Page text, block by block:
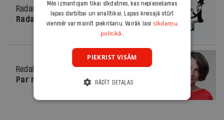
Radars
Radars Latvijā
Redaktores sleja
30.10.2013.
Par mugurkaulu
Mēs izmantojam tikai sīkdatnes, kas nepieciešamas
lapas darbībai un analītikai. Lapas kreisajā stūrī
vienmēr var mainīt piekrišanu. Vairāk lasi sīkdatņu
politikā.
PIEKRIST VISĀM
RĀDĪT DETAĻAS